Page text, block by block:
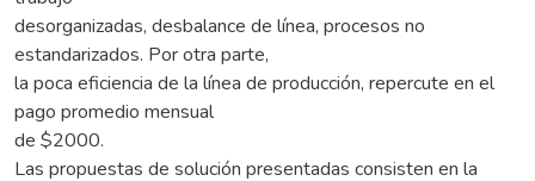
desorganizadas, desbalance de línea, procesos no
estandarizados. Por otra parte,
la poca eficiencia de la línea de producción, repercute en el
pago promedio mensual
de $2000.
Las propuestas de solución presentadas consisten en la